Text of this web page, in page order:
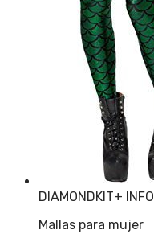
DIAMONDKIT+ INFO
Mallas para mujer